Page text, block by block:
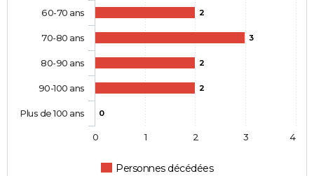
2
3
2
2
0
Personnes décédées
60-70 ans
70-80 ans
80-90 ans
90-100 ans
Plus de 100 ans
0 1 2 3 4